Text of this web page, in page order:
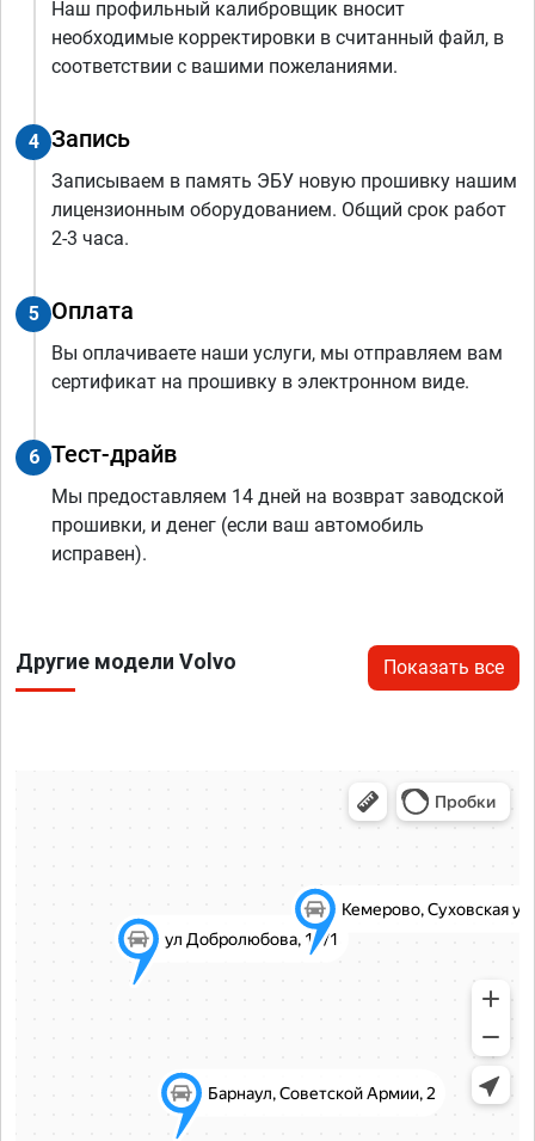
Наш профильный калибровщик вносит
необходимые корректировки в считанный файл, в
соответствии с вашими пожеланиями.
4 Запись
Записываем в память ЭБУ новую прошивку нашим
лицензионным оборудованием. Общий срок работ
2-3 часа.
5 Оплата
Вы оплачиваете наши услуги, мы отправляем вам
сертификат на прошивку в электронном виде.
6 Тест-драйв
Мы предоставляем 14 дней на возврат заводской
прошивки, и денег (если ваш автомобиль
исправен).
Другие модели Volvo Показать все